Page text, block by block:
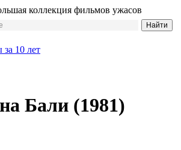
коллекция фильмов ужасов
10 лет
Бали (1981)